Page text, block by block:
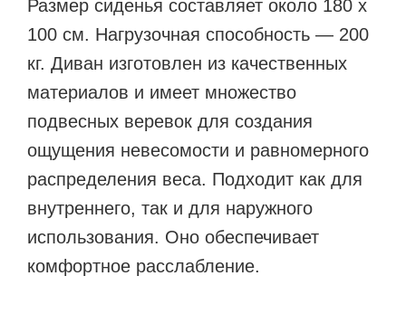
Размер сиденья составляет около 180 x
100 см. Нагрузочная способность — 200
кг. Диван изготовлен из качественных
материалов и имеет множество
подвесных веревок для создания
ощущения невесомости и равномерного
распределения веса. Подходит как для
внутреннего, так и для наружного
использования. Оно обеспечивает
комфортное расслабление.